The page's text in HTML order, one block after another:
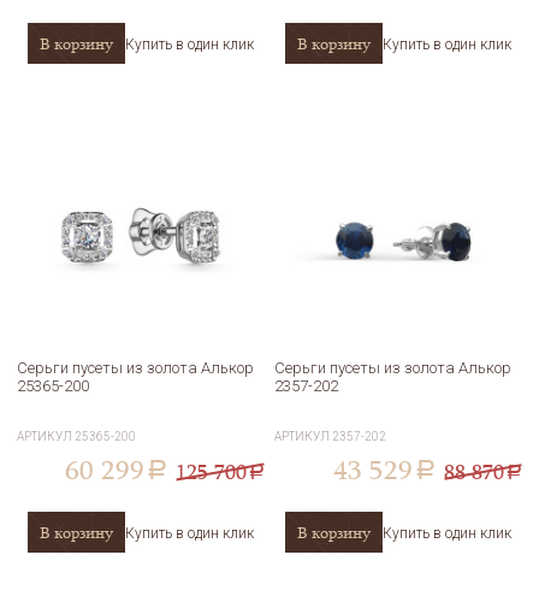
В корзину Купить в один клик В корзину Купить в один клик
Серьги пусеты из золота Алькор
25365-200
АРТИКУЛ 25365-200
60 299 a 125 700a
В корзину Купить в один клик
Серьги пусеты из золота Алькор
2357-202
АРТИКУЛ 2357-202
43 529 a 88 870a
В корзину Купить в один клик